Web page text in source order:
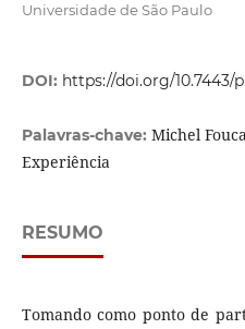
Universidade de São Paulo
DOI: https://doi.org/10.7443/
Palavras-chave: Michel
Experiência
RESUMO
Tomando como ponto de